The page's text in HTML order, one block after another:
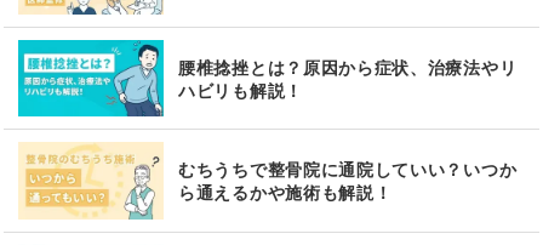
腰椎捻挫とは？原因から症状、治療法やリ
ハビリも解説！
むちうちで整骨院に通院していい？いつか
ら通えるかや施術も解説！